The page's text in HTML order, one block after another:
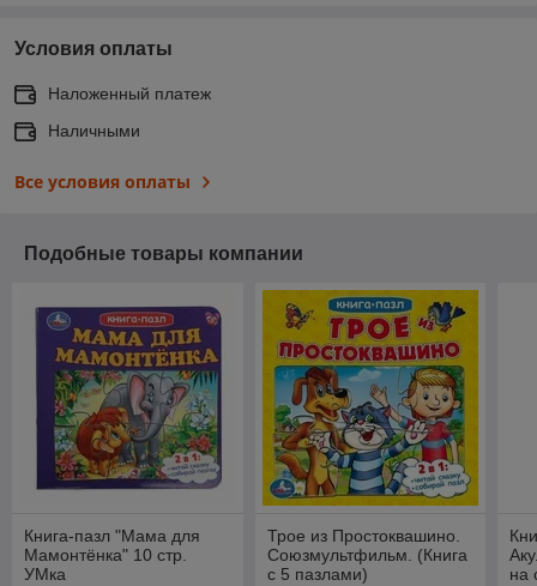
Условия оплаты
Наложенный платеж
Наличными
Все условия оплаты
Подобные товары компании
Книга-пазл "Мама для
Мамонтёнка" 10 стр.
УМка
Трое из Простоквашино.
Союзмультфильм. (Книга
с 5 пазлами)
на